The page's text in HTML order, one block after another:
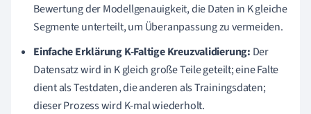
Bewertung der Modellgenauigkeit, die Daten in K gleiche
Segmente unterteilt, um Überanpassung zu vermeiden.
Einfache Erklärung K-Faltige Kreuzvalidierung: Der
Datensatz wird in K gleich große Teile geteilt; eine Falte
dient als Testdaten, die anderen als Trainingsdaten;
dieser Prozess wird K-mal wiederholt.